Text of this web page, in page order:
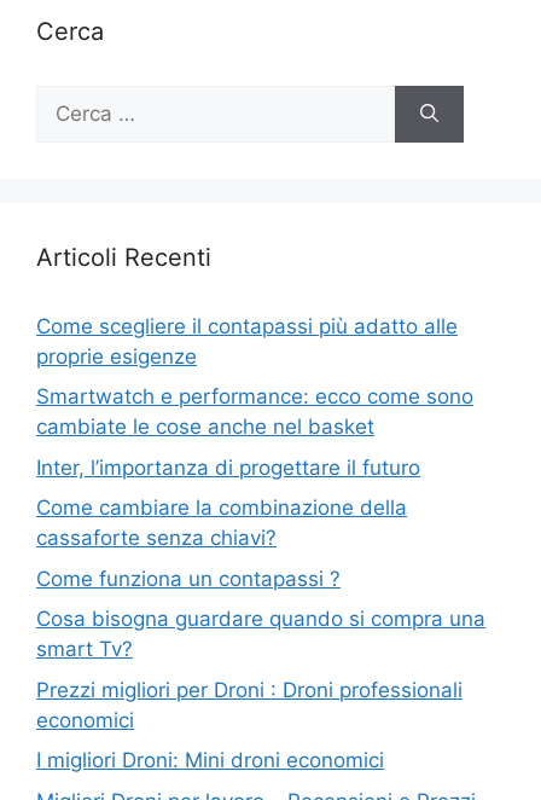
Cerca
per:
Articoli Recenti
Come scegliere il contapassi più adatto alle
proprie esigenze
Smartwatch e performance: ecco come sono
cambiate le cose anche nel basket
Inter, l’importanza di progettare il futuro
Come cambiare la combinazione della
cassaforte senza chiavi?
Come funziona un contapassi ?
Cosa bisogna guardare quando si compra una
smart Tv?
Prezzi migliori per Droni : Droni professionali
economici
I migliori Droni: Mini droni economici